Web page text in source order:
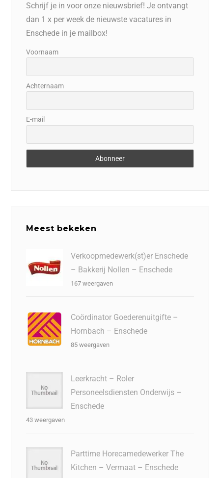
Schrijf je in voor onze nieuwsbrief! Je ontvangt
dan 1 x per week de nieuwste vacatures in
Enschede in je mailbox!
Voornaam
Achternaam
E-mail
Meest bekeken
Verkoopmedewerk(st)er Enschede
– Bakkerij Nollen – Enschede
167 weergaven
Coördinator Goederenuitgifte –
Hornbach – Enschede
85 weergaven
Leerkracht – Roler
Personeelsdiensten Onderwijs –
Enschede
43 weergaven
Parttime Horecamedewerker The
Kitchen – Vermaat – Enschede